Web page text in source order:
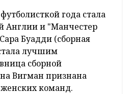
года стала
Англии и "Манчестер
Буадди (сборная
лучшим
сборной
Вигман признана
команд.